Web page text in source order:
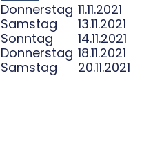
Donnerstag 11.11.2021
Samstag
13.11.2021
Sonntag
14.11.2021
Donnerstag 18.11.2021
Samstag
20.11.2021